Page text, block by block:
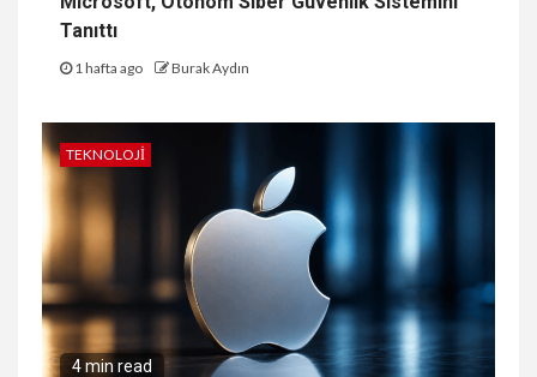
Tanıttı
1 hafta ago Burak Aydın
TEKNOLOJI
4 min read